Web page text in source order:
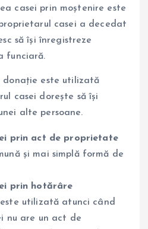
casei prin moștenire este
casei a decedat
să își înregistreze
funciară.
donație este utilizată
casei dorește să își
alte persoane.
prin act de proprietate
și mai simplă formă de
prin hotărâre
este utilizată atunci când
nu are un act de